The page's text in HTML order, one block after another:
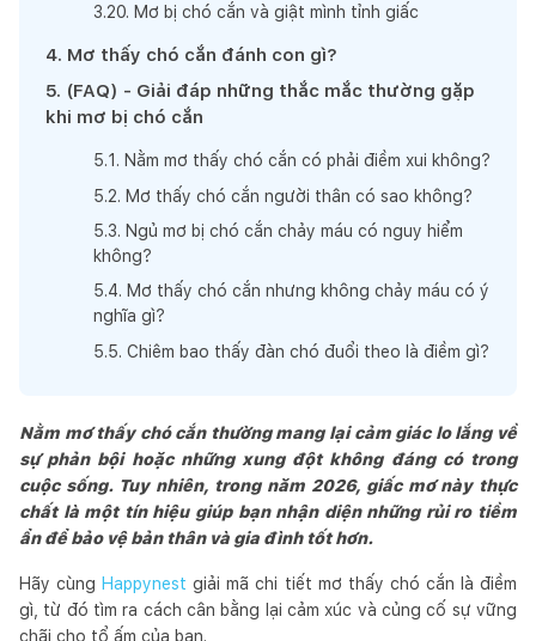
3.20. Mơ bị chó cắn và giật mình tỉnh giấc
4. Mơ thấy chó cắn đánh con gì?
5. (FAQ) - Giải đáp những thắc mắc thường gặp
khi mơ bị chó cắn
5.1 . Nằm mơ thấy chó cắn có phải điềm xui không?
5.2. Mơ thấy chó cắn người thân có sao không?
5.3. Ngủ mơ bị chó cắn chảy máu có nguy hiểm
không?
5.4. Mơ thấy chó cắn nhưng không chảy máu có ý
nghĩa gì?
5.5. Chiêm bao thấy đàn chó đuổi theo là điềm gì?
Nằm mơ thấy chó cắn thường mang lại cảm giác lo lắng về
sự phản bội hoặc những xung đột không đáng có trong
cuộc sống. Tuy nhiên, trong năm 2026, giấc mơ này thực
chất là một tín hiệu giúp bạn nhận diện những rủi ro tiềm
ẩn để bảo vệ bản thân và gia đình tốt hơn.
Hãy cùng Happynest giải mã chi tiết mơ thấy chó cắn là điềm
gì, từ đó tìm ra cách cân bằng lại cảm xúc và củng cố sự vững
chãi cho tổ ấm của bạn.